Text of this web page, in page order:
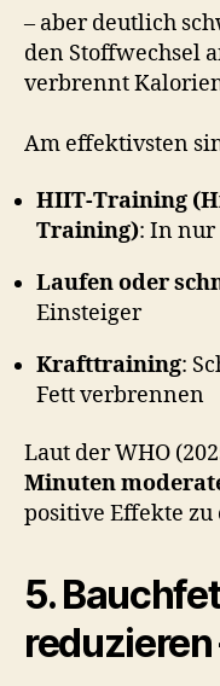
– aber deutlich
den Stoffwechsel
verbrennt
Am effektivsten
HIIT-Training
Training): In
Laufen oder
Einsteiger
Krafttraining:
Fett verbrennen
Laut der WHO
Minuten
positive Effekte
5.
reduzieren